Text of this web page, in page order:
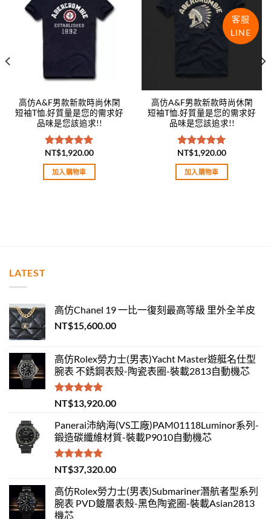
wishlist
高仿A&F男款新款時尚休閑
短袖T恤.好質量是您的需求好
品味是您該追求!!
評分5.00
滿分 5
NT$1,920.00
加入購物車
wishlist
高仿A&F男款新款時尚休閑
短袖T恤.好質量是您的需求好
品味是您該追求!!
評分5.00
滿分 5
NT$1,920.00
加入購物車
LATEST
高仿Chanel 19 一比一復刻最高等級 里外全羊皮
NT$15,600.00
高仿Rolex勞力士(男表)Yacht Master遊艇名仕型
腕表 不銹鋼表殼-陶瓷表圈-裝載2813自動機芯
評分5.00
滿分 5
NT$13,920.00
Panerai沛納海(VS工廠)PAM01118Luminor系列-
鍛造碳纖維材質-裝載P9010自動機芯
評分5.00
滿分 5
NT$37,320.00
高仿Rolex勞力士(男表)Submariner潛航者型系列
腕表 PVD鍍層表殼-黑色陶瓷圈-裝載Asian2813
機芯
客服
LINE